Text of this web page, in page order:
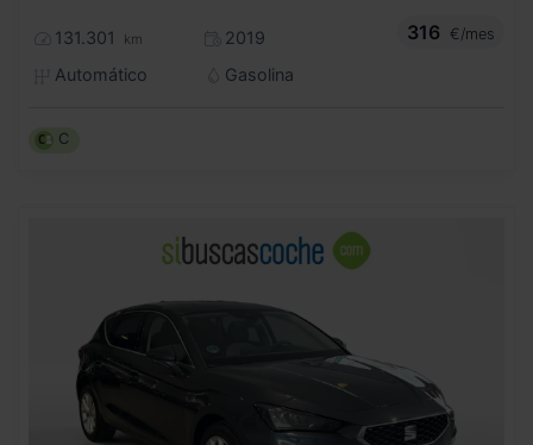
131.301 km
2019
Automático
Gasolina
316
€/mes
C